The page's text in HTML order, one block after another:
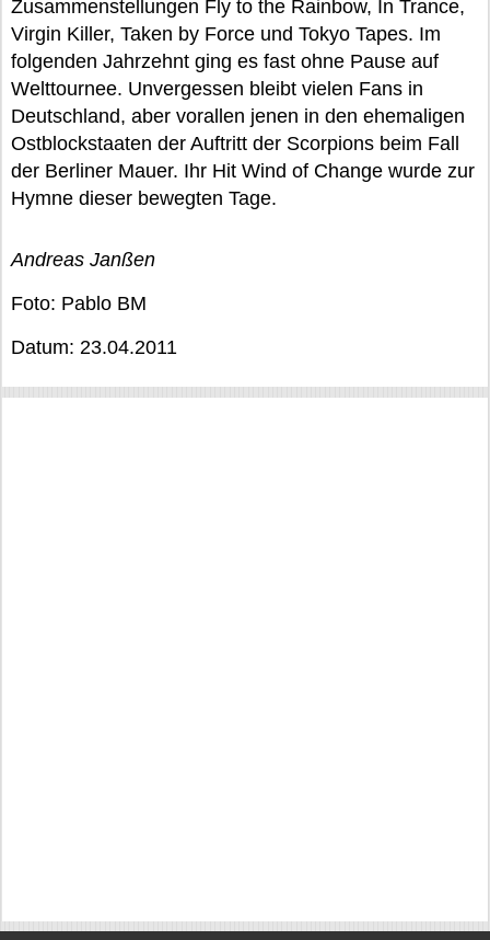
Zusammenstellungen Fly to the Rainbow, In Trance,
Virgin Killer, Taken by Force und Tokyo Tapes. Im
folgenden Jahrzehnt ging es fast ohne Pause auf
Welttournee. Unvergessen bleibt vielen Fans in
Deutschland, aber vorallen jenen in den ehemaligen
Ostblockstaaten der Auftritt der Scorpions beim Fall
der Berliner Mauer. Ihr Hit Wind of Change wurde zur
Hymne dieser bewegten Tage.
Andreas Janßen
Foto: Pablo BM
Datum: 23.04.2011